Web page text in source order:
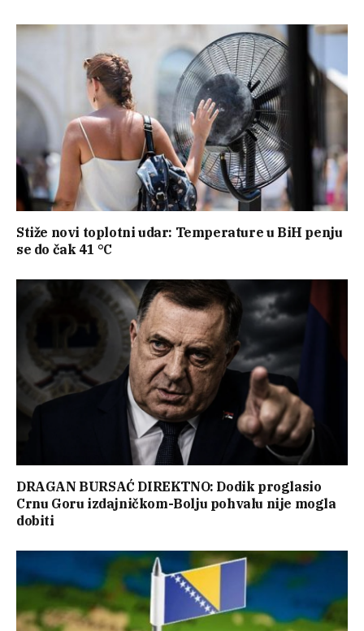
Stiže novi toplotni udar: Temperature u BiH penju
se do čak 41 °C
DRAGAN BURSAĆ DIREKTNO: Dodik proglasio
Crnu Goru izdajničkom-Bolju pohvalu nije mogla
dobiti